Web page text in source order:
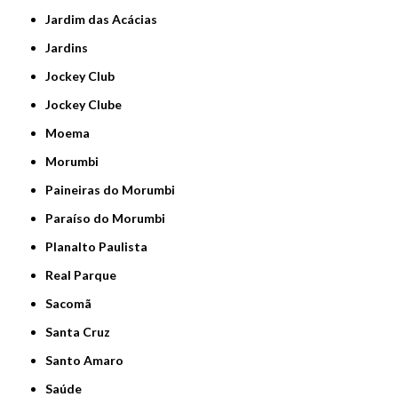
Jardim das Acácias
Jardins
Jockey Club
Jockey Clube
Moema
Morumbi
Paineiras do Morumbi
Paraíso do Morumbi
Planalto Paulista
Real Parque
Sacomã
Santa Cruz
Santo Amaro
Saúde